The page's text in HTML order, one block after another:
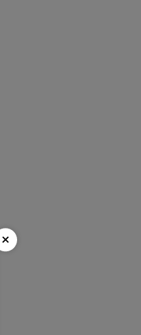
×